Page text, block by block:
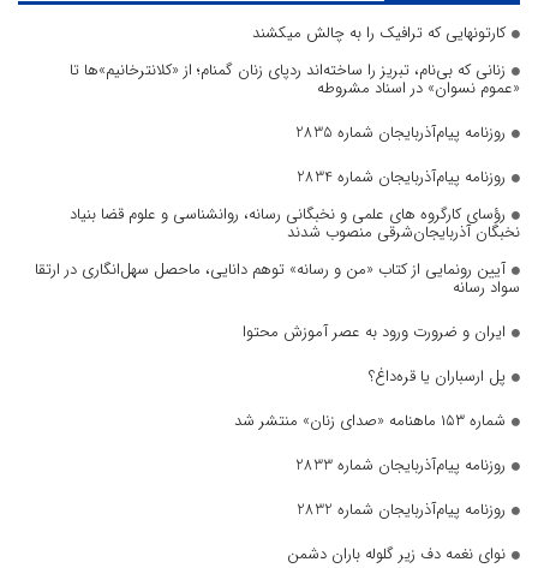
کارتونهایی که ترافیک را به چالش میکشند
زنانی که بی‌نام، تبریز را ساخته‌اند ردپای زنان گمنام؛ از «کلانترخانیم»ها تا
«عموم نسوان» در اسناد مشروطه
روزنامه پیام‌آذربایجان شماره 2835
روزنامه پیام‌آذربایجان شماره 2834
رؤسای کارگروه های علمی و نخبگانی رسانه، روانشناسی و علوم قضا بنیاد
نخبگان آذربایجان‌شرقی منصوب شدند
آیین رونمایی از کتاب «من و رسانه» توهم دانایی، ماحصل سهل‌انگاری در ارتقا
سواد رسانه
ایران و ضرورت ورود به عصر آموزش محتوا
پل ارسباران یا قره‌داغ؟
شماره ۱۵۳ ماهنامه «صدای زنان» منتشر شد
روزنامه پیام‌آذربایجان شماره 2833
روزنامه پیام‌آذربایجان شماره 2832
نوای نغمه دف زیر گلوله باران دشمن